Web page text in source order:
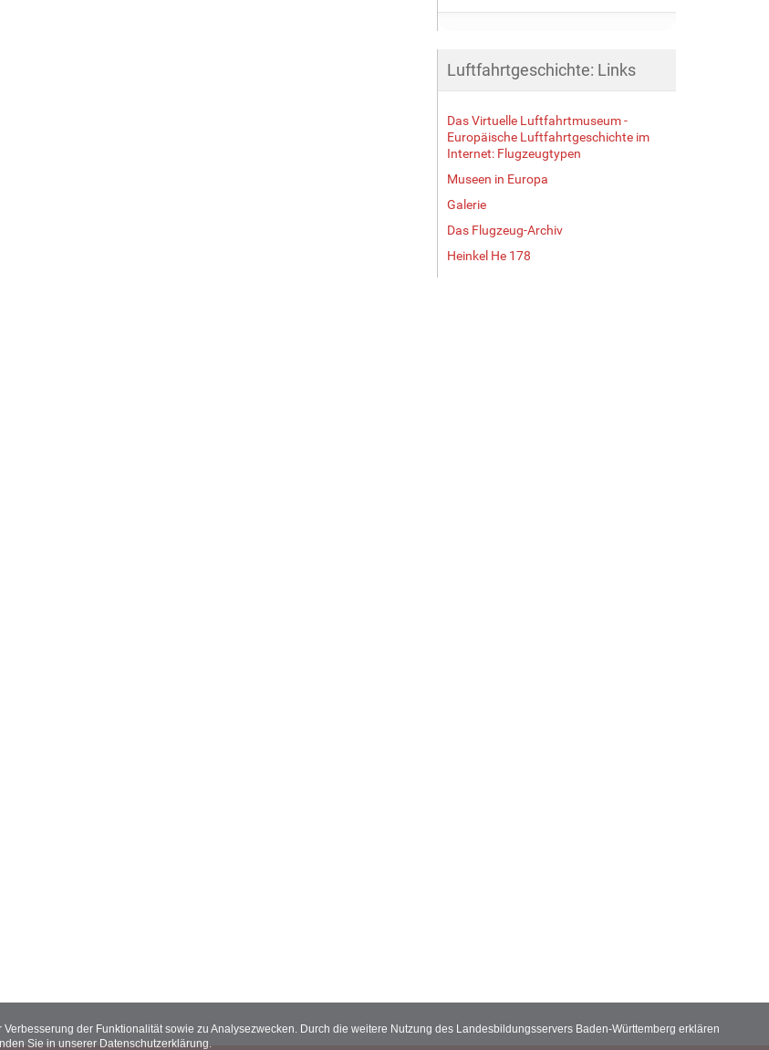
der Funktionalität sowie zu Analysezwecken. Durch die weitere Nutzung des Landesbildungsservers Baden-Württemberg erklären
Sie in unserer Datenschutzerklärung.
Luftfahrtgeschichte: Links
Das Virtuelle Luftfahrtmuseum -
Europäische Luftfahrtgeschichte im
Internet: Flugzeugtypen
Museen in Europa
Galerie
Das Flugzeug-Archiv
Heinkel He 178